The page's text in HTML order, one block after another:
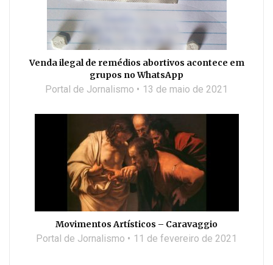
Venda ilegal de remédios abortivos acontece em
grupos no WhatsApp
Portal de Jornalismo 13 de maio de 2021
Movimentos Artísticos – Caravaggio
Portal de Jornalismo 11 de fevereiro de 2021